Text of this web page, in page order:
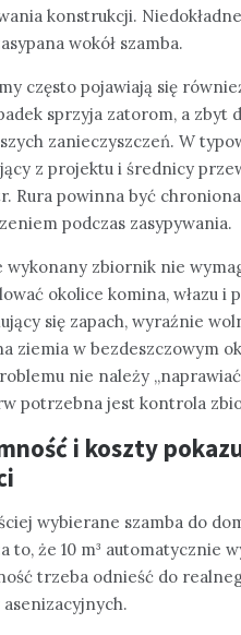
konstrukcji.
wokół szamba.
często pojawiają się
sprzyja zatorom, a
zanieczyszczeń. W
z projektu i średnicy
Rura powinna być
podczas zasypywania.
wykonany zbiornik nie
okolice komina, włazu i
się zapach, wyraźnie
ziemia w bezdeszczowym
nie należy
potrzebna jest kontrola
i koszty
wybierane szamba do
to, że 10 m³ automatycznie
trzeba odnieść do